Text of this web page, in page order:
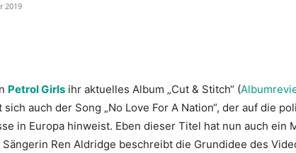
2019
Petrol Girls ihr aktuelles Album „Cut & Stitch“ (
auch der Song „No Love For A Nation“, der auf die
in Europa hinweist. Eben dieser Titel hat nun auch ein
Ren Aldridge beschreibt die Grundidee des